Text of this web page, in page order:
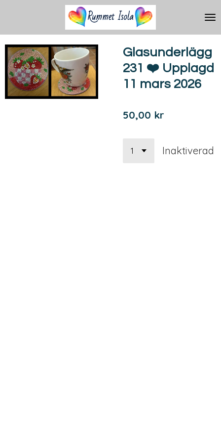
huvudinnehållet
Glasunderlägg
231 ❤️ Upplagd
11 mars 2026
50,00 kr
Inaktiverad